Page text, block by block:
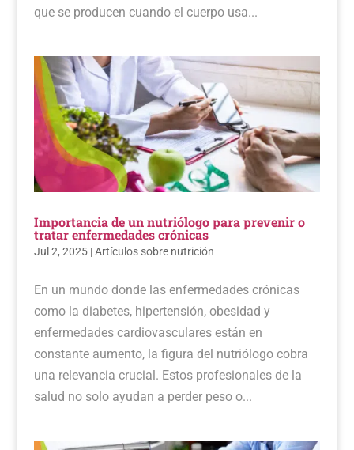
que se producen cuando el cuerpo usa...
Importancia de un nutriólogo para prevenir o
tratar enfermedades crónicas
Jul 2, 2025|Artículos sobre nutrición
En un mundo donde las enfermedades crónicas
como la diabetes, hipertensión, obesidad y
enfermedades cardiovasculares están en
constante aumento, la figura del nutriólogo cobra
una relevancia crucial. Estos profesionales de la
salud no solo ayudan a perder peso o...